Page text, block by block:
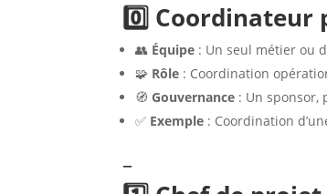
0️⃣ Coordinateur
👥 Équipe : Un seul métier ou
🧩 Rôle : Coordination
🧭Gouvernance : Un sponsor,
✅ Exemple : Coordination
–